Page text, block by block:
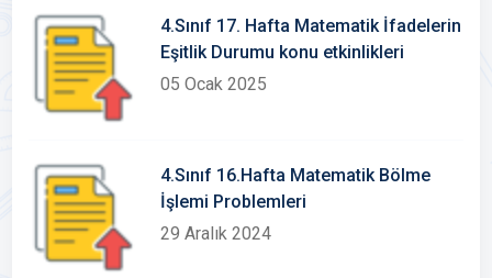
4.Sınıf 17. Hafta Matematik İfadelerin
Eşitlik Durumu konu etkinlikleri
05 Ocak 2025
4.Sınıf 16.Hafta Matematik Bölme
İşlemi Problemleri
29 Aralık 2024